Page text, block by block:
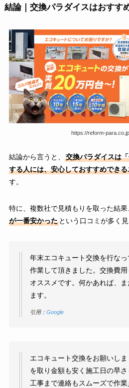
結論｜交換パラダイスはおすす
https://reform-
結論から言うと、
交換パラダイスは
する人には、安心しておすすめでき
す。
特に、複数社で見積もりを取った結果
が一番安かったという口コミが多く見
年末エコキュート交換を行な
作業して頂きました。交換費用
オススメです。何かあれば、
ます。
引用： Google
エコキュート交換をお願いし
を取り金額も安く施工日の早
工事まで連絡もスムーズで作